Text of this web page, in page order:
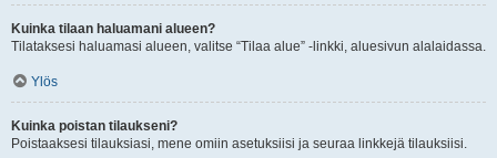
Kuinka tilaan haluamani alueen?
Tilataksesi haluamasi alueen, valitse “Tilaa alue” -linkki, aluesivun alalaidassa.
Ylös
Kuinka poistan tilaukseni?
Poistaaksesi tilauksiasi, mene omiin asetuksiisi ja seuraa linkkejä tilauksiisi.